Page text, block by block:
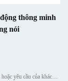
thông minh
nói
chi tiết đóng gói: gói xuất khẩu tiêu chuẩn để bảo vệ hàng hóa hoặc yêu cầu của khách hàng